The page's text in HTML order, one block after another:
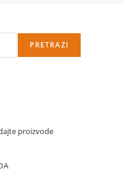
PRETRAZI
proizvode